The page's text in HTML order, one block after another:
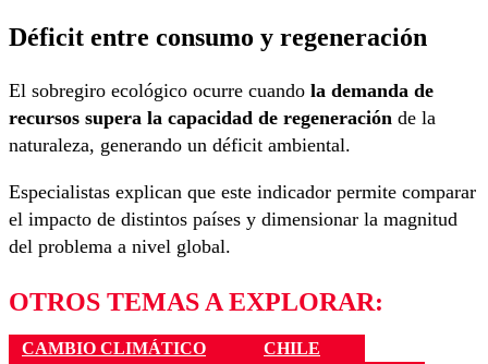
Déficit entre consumo y regeneración
El sobregiro ecológico ocurre cuando la demanda de
recursos supera la capacidad de regeneración de la
naturaleza, generando un déficit ambiental.
Especialistas explican que este indicador permite comparar
el impacto de distintos países y dimensionar la magnitud
del problema a nivel global.
OTROS TEMAS A EXPLORAR:
CAMBIO CLIMÁTICO
CHILE